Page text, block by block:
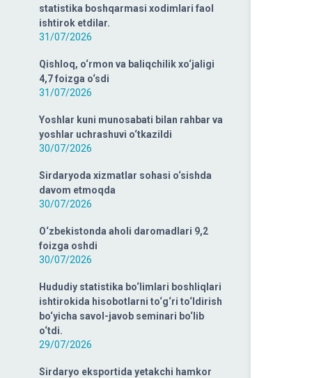
statistika boshqarmasi xodimlari faol
ishtirok etdilar.
31/07/2026
Qishloq, o‘rmon va baliqchilik xo‘jaligi
4,7 foizga o‘sdi
31/07/2026
Yoshlar kuni munosabati bilan rahbar va
yoshlar uchrashuvi o‘tkazildi
30/07/2026
Sirdaryoda xizmatlar sohasi o‘sishda
davom etmoqda
30/07/2026
O‘zbekistonda aholi daromadlari 9,2
foizga oshdi
30/07/2026
Hududiy statistika bo‘limlari boshliqlari
ishtirokida hisobotlarni to‘g‘ri to‘ldirish
bo‘yicha savol-javob seminari bo‘lib
o‘tdi.
29/07/2026
Sirdaryo eksportida yetakchi hamkor